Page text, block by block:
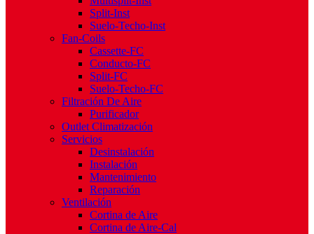
Split-Inst
Suelo-Techo-Inst
Fan-Coils
Cassette-FC
Conducto-FC
Split-FC
Suelo-Techo-FC
Filtración De Aire
Purificador
Outlet Climatización
Servicios
Desinstalación
Instalación
Mantenimiento
Reparación
Ventilación
Cortina de Aire
Cortina de Aire-Cal